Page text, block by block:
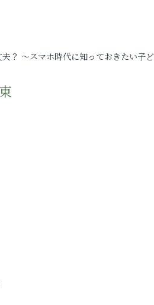
？ ～スマホ時代に知っておきたい子